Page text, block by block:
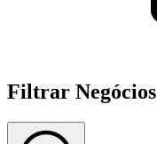
Filtrar Negócios